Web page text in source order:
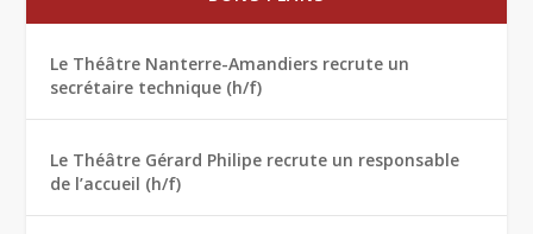
Le Théâtre Nanterre-Amandiers recrute un
secrétaire technique (h/f)
Le Théâtre Gérard Philipe recrute un responsable
de l’accueil (h/f)